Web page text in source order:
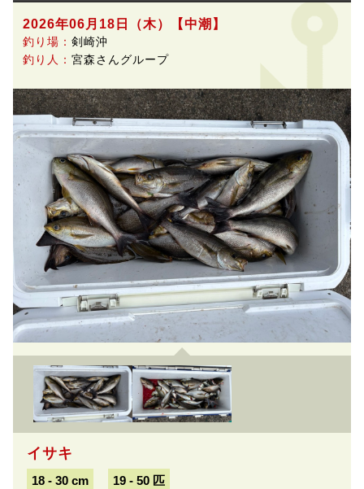
2026年06月18日（木） 【中潮】
釣り場： 剣崎沖
釣り人： 宮森さんグループ
イサキ
18 - 30 cm 19 - 50 匹